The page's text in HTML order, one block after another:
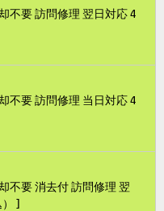
不要 訪問修理 翌日対応 4
不要 訪問修理 当日対応 4
不要 消去付 訪問修理 翌
]